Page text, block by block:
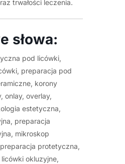
trwałości leczenia.
słowa:
pod licówki,
preparacja pod
korony
onlay, overlay,
estetyczna,
preparacja
mikroskop
protetyczna,
okluzyjne,